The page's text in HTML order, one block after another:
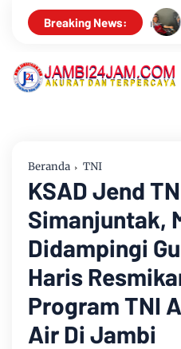
Breaking News:
Kepedulian, Sinsen Gelar
Beranda TNI
KSAD Jend
Simanjuntak,
Didampingi
Haris
Program TNI
Air Di Jambi